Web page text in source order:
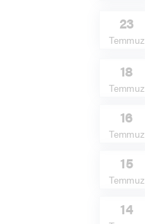
23
Temmuz
18
Temmuz
16
Temmuz
15
Temmuz
14